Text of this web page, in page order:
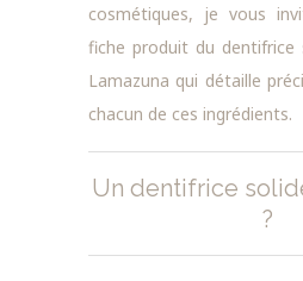
cosmétiques, je vous
fiche produit du dentifrice
Lamazuna qui détaille
chacun de ces ingrédients.
Un dentifrice
?